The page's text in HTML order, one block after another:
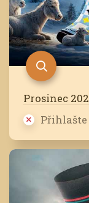
Prosinec
Přihlašte